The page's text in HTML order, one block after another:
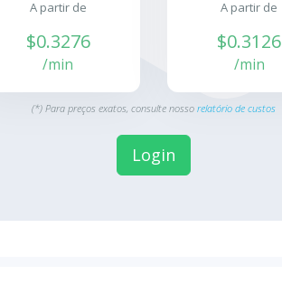
A partir de
$0.3276
/min
A partir de
$0.3126
/min
(*) Para preços exatos, consulte nosso relatório de custos
Login